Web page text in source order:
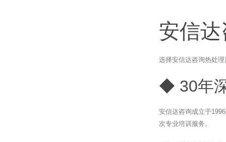
安信
选择安信达咨询热处
◆ 30年
安信达咨询成立于
次专业培训服务。